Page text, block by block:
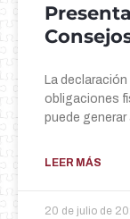
La
obligaciones
puede
LEER MÁS
20 de julio de